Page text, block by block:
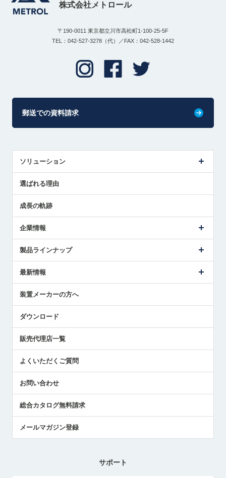
株式会社メトロール
〒190-0011 東京都立川市高松町1-100-25-5F
TEL：042-527-3278（代）／FAX：042-528-1442
郵送での資料請求
ソリューション
解決策提案
選ばれる理由
成長の軌跡
企業情報
ごあいさつ
受賞履歴
採用情報
国/地域/言語
製品ラインナップ
ツールセッタ製品
エアマイクロセンサ製品
最新情報
メトロールの技術
社員ブログ
中小企業のBCP地震対策
センサのテクニカルガイド
社長ブログ
装置メーカーの方へ
ダウンロード
販売代理店一覧
よくいただくご質問
お問い合わせ
総合カタログ無料請求
メールマガジン登録
サポート